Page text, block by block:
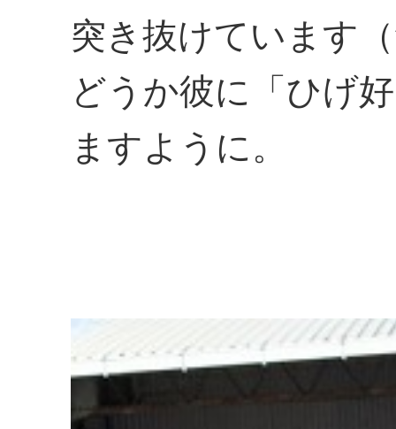
突き抜けています
どうか彼に「ひげ
ますように。